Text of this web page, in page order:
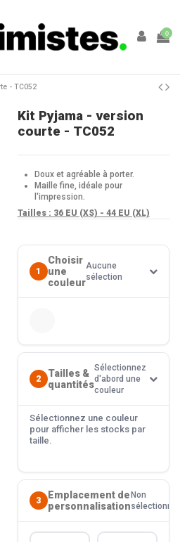
0
- TC052
Kit Pyjama - version
courte - TC052
Doux et agréable à porter.
Maille fine, idéale pour
l'impression.
Tailles : 36 EU (XS) - 44 EU (XL)
1
Choisir
une
couleur
Aucune
sélection
2
Tailles &
quantités
Sélectionnez
d'abord une
couleur
Sélectionnez une couleur
pour afficher les stocks par
taille.
3
Emplacement de
personnalisation
Non
sélectionné